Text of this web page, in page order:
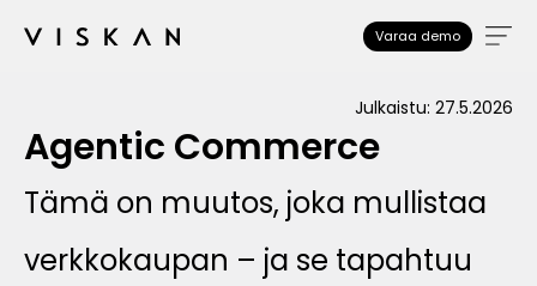
Varaa demo
Julkaistu: 27.5.2026
Agentic Commerce
Tämä on muutos, joka mullistaa
verkkokaupan – ja se tapahtuu